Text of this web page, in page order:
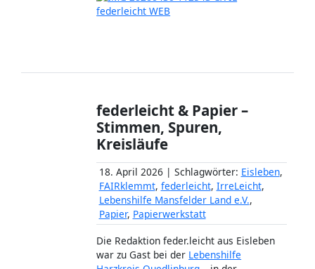
federleicht & Papier –
Stimmen, Spuren,
Kreisläufe
18. April 2026 | Schlagwörter: Eisleben,
FAIRklemmt, federleicht, IrreLeicht,
Lebenshilfe Mansfelder Land e.V.,
Papier, Papierwerkstatt
Die Redaktion feder.leicht aus Eisleben
war zu Gast bei der Lebenshilfe